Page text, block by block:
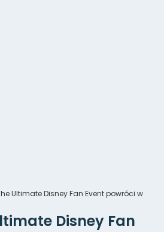
Ultimate Disney Fan Event powróci w
Disney Fan